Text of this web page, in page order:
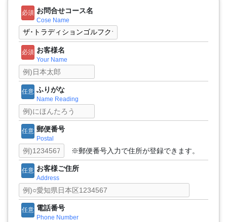
必須 お問合せコース名
Cose Name
必須 お客様名
Your Name
任意 ふりがな
Name Reading
任意 郵便番号
Postal
※郵便番号入力で住所が登録できます。
任意 お客様ご住所
Address
任意 電話番号
Phone Number